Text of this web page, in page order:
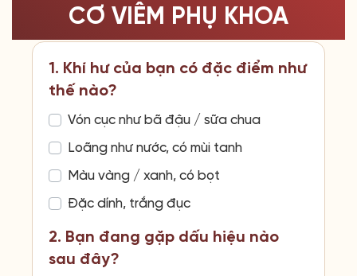
CƠ VIÊM PHỤ KHOA
1. Khí hư của bạn có đặc điểm như
thế nào?
Vón cục như bã đậu / sữa chua
Loãng như nước, có mùi tanh
Màu vàng / xanh, có bọt
Đặc dính, trắng đục
2. Bạn đang gặp dấu hiệu nào
sau đây?